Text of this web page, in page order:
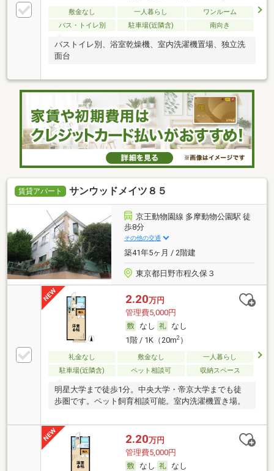
敷金なし 一人暮らし
ワンルーム
バス・トイレ別
駐車場(近隣含) 南向き
バストイレ別、浴室乾燥機、室内洗濯機置場、独立洗
面台
賃貸アパート サンウッドメイツ８５
京王動物園線 多摩動物公園駅 徒
歩8分
その他の交通
築41年5ヶ月 / 2階建
東京都日野市程久保３
2.20万円
管理費5,000円
なし
なし
1階 / 1K（20m2）
礼金なし 敷金なし
一人暮らし
駐車場(近隣含)
ペット相談可 収納スペース
明星大学まで徒歩1分。中央大学・帝京大学までも徒
歩圏です。ペット飼育相談可能。室内洗濯機置き場。
2.20万円
管理費5,000円
なし
なし